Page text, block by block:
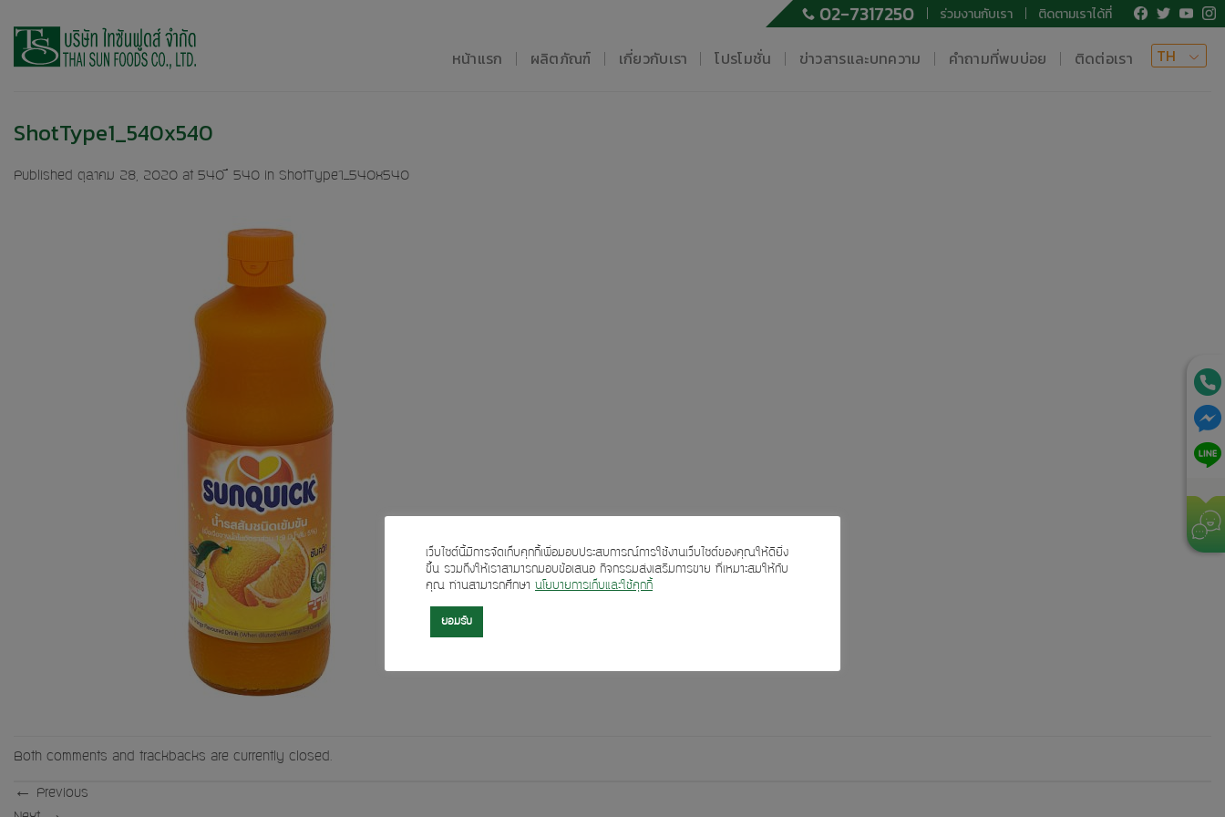
content
02-7317250 ร่วมงานกับเรา ติดตามเราได้ที่
หน้าแรก ผลิตภัณฑ์ เกี่ยวกับเรา โปรโมชั่น ข่าวสารและบทความ คำถามที่พบบ่อย ติดต่อเรา TH
ShotType1_540x540
Published ตุลาคม 28, 2020 at 540 × 540 in ShotType1_540x540
Both comments and trackbacks are currently closed.
←
Previous
เว็บไซต์นี้มีการจัดเก็บคุกกี้เพื่อมอบประสบการณ์การใช้งานเว็บไซต์ของคุณให้ดียิ่ง
ขึ้น รวมถึงให้เราสามารถมอบข้อเสนอ กิจกรรมส่งเสริมการขาย ที่เหมาะสมให้กับ
คุณ ท่านสามารถศึกษา นโยบายการเก็บและใช้คุกกี้
ยอมรับ